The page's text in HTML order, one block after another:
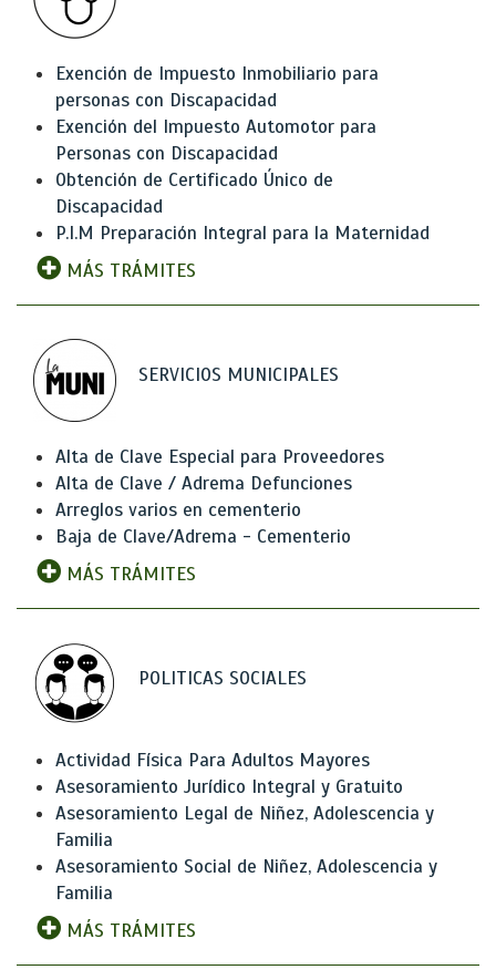
Exención de Impuesto Inmobiliario para
personas con Discapacidad
Exención del Impuesto Automotor para
Personas con Discapacidad
Obtención de Certificado Único de
Discapacidad
P.I.M Preparación Integral para la Maternidad
MÁS TRÁMITES
SERVICIOS MUNICIPALES
Alta de Clave Especial para Proveedores
Alta de Clave / Adrema Defunciones
Arreglos varios en cementerio
Baja de Clave/Adrema - Cementerio
MÁS TRÁMITES
POLITICAS SOCIALES
Actividad Física Para Adultos Mayores
Asesoramiento Jurídico Integral y Gratuito
Asesoramiento Legal de Niñez, Adolescencia y
Familia
Asesoramiento Social de Niñez, Adolescencia y
Familia
MÁS TRÁMITES